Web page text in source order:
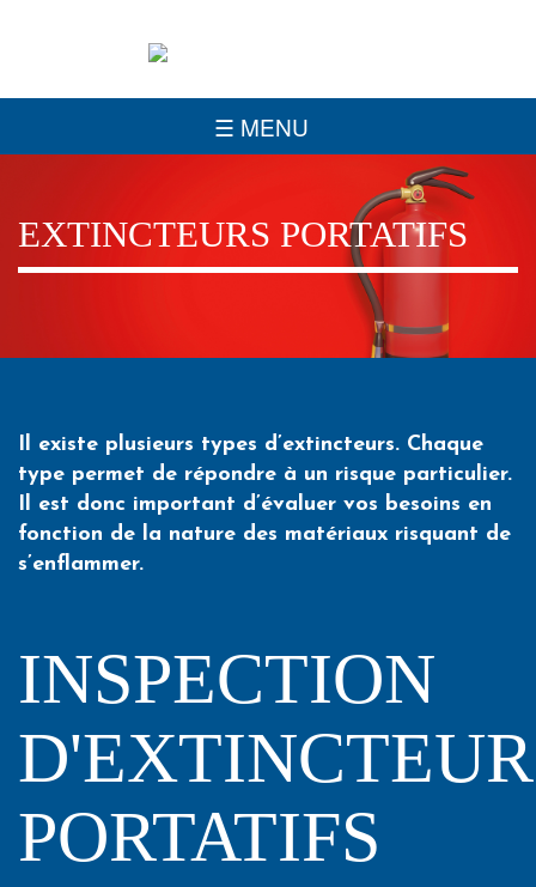
☰ MENU
EXTINCTEURS PORTATIFS
Il existe plusieurs types d’extincteurs. Chaque
type permet de répondre à un risque particulier.
Il est donc important d’évaluer vos besoins en
fonction de la nature des matériaux risquant de
s’enflammer.
INSPECTION
PORTATIFS